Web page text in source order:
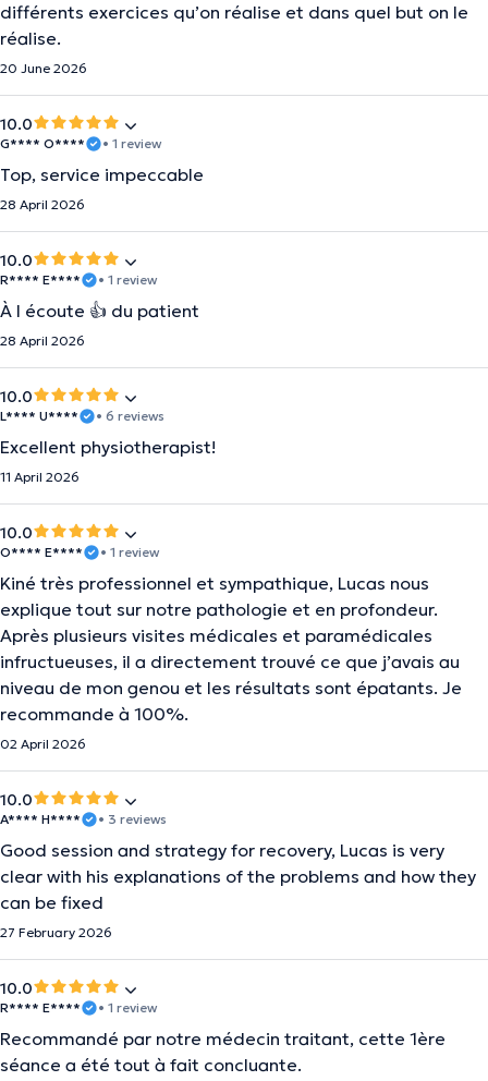
différents exercices qu’on réalise et dans quel but on le
réalise.
20 June 2026
10.0
G**** O**** • 1 review
Top, service impeccable
28 April 2026
10.0
R**** E**** • 1 review
À l écoute 👍 du patient
28 April 2026
10.0
L**** U**** • 6 reviews
Excellent physiotherapist!
11 April 2026
10.0
O**** E**** • 1 review
Kiné très professionnel et sympathique, Lucas nous
explique tout sur notre pathologie et en profondeur.
Après plusieurs visites médicales et paramédicales
infructueuses, il a directement trouvé ce que j’avais au
niveau de mon genou et les résultats sont épatants. Je
recommande à 100%.
02 April 2026
10.0
A**** H**** • 3 reviews
Good session and strategy for recovery, Lucas is very
clear with his explanations of the problems and how they
can be fixed
27 February 2026
10.0
R**** E**** • 1 review
Recommandé par notre médecin traitant, cette 1ère
séance a été tout à fait concluante.